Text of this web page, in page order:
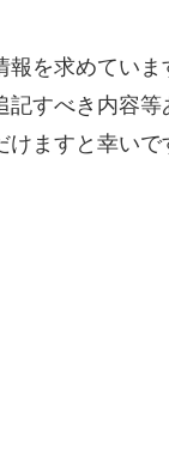
を求めていま
すべき内容等
ますと幸いで